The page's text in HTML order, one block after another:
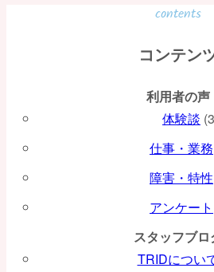
ョ
ン
contents
コンテン
利用者の声
体験談
仕事・業務
障害・特性
アンケート
スタッフブロ
TRIDについ